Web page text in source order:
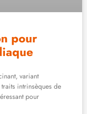
pour
variant
intrinsèques de
pour